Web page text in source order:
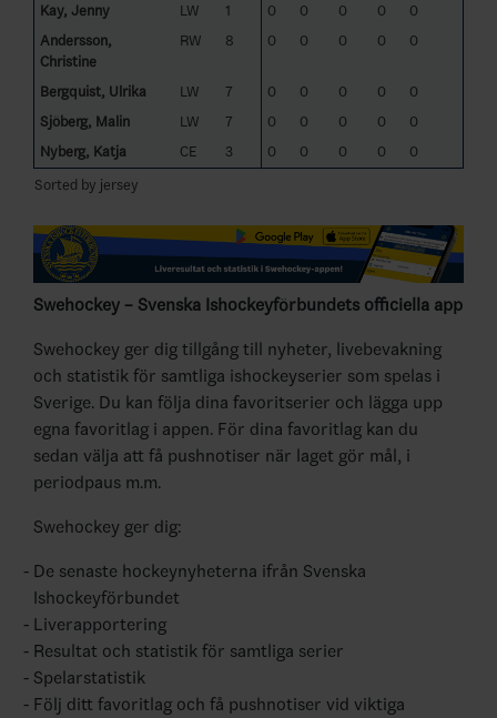
Kay, Jenny
LW 1 0 0 0 0
0
Andersson,
Christine
RW 8 0 0 0 0 0
Bergquist, Ulrika LW 7 0 0 0 0
0
Sjöberg, Malin
LW 7 0 0 0 0
0
Nyberg, Katja
CE 3 0 0 0 0
0
Sorted by jersey
Swehockey – Svenska Ishockeyförbundets officiella app
Swehockey ger dig tillgång till nyheter, livebevakning
och statistik för samtliga ishockeyserier som spelas i
Sverige. Du kan följa dina favoritserier och lägga upp
egna favoritlag i appen. För dina favoritlag kan du
sedan välja att få pushnotiser när laget gör mål, i
periodpaus m.m.
Swehockey ger dig:
De senaste hockeynyheterna ifrån Svenska
Ishockeyförbundet
Liverapportering
Resultat och statistik för samtliga serier
Spelarstatistik
Följ ditt favoritlag och få pushnotiser vid viktiga